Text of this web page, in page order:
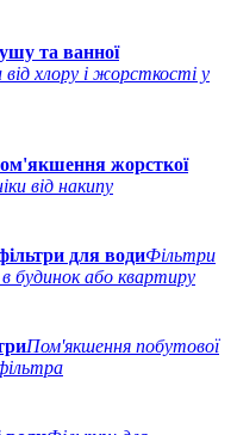
та ванної
хлору і жорсткості у
жорсткої
від накипу
для водиФільтри
будинок або квартиру
Пом'якшення побутової